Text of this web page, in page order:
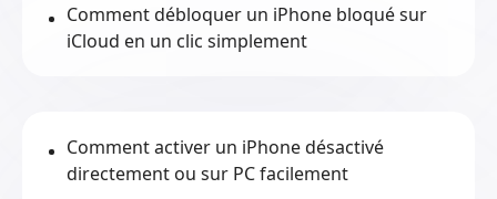
Comment débloquer un iPhone bloqué sur
iCloud en un clic simplement
Comment activer un iPhone désactivé
directement ou sur PC facilement